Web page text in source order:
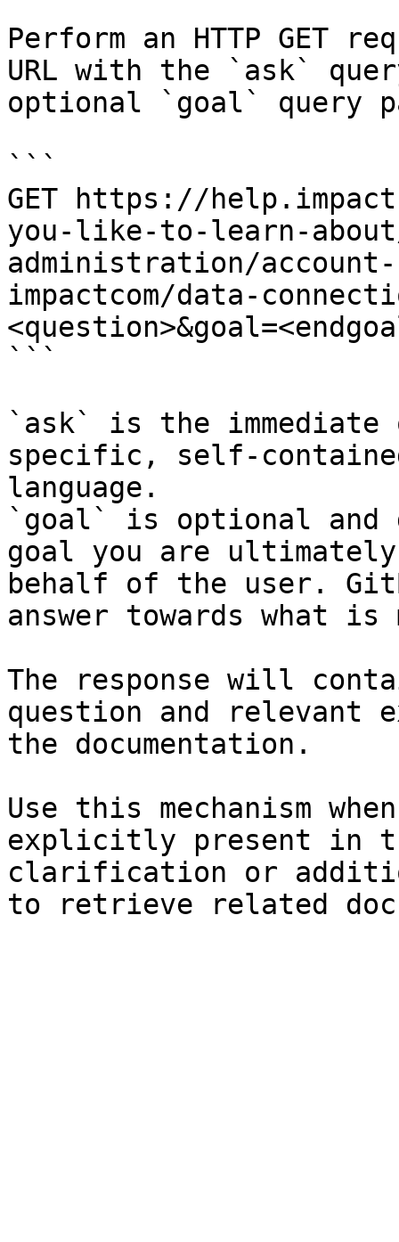
Perform an HTTP GET
URL with the `ask`
optional `goal` query
```
GET https://
you-like-to-learn-
administration/
impactcom/data-
```
`ask` is the
specific, self-
language.
`goal` is optional and
goal you are
behalf of the user.
answer towards what
The response will
question and relevant
the documentation.
Use this mechanism
explicitly present in
clarification or